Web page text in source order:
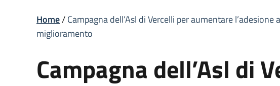
Home/Campagna dell’Asl di Vercelli per aumentare
miglioramento
Campagna dell’Asl di